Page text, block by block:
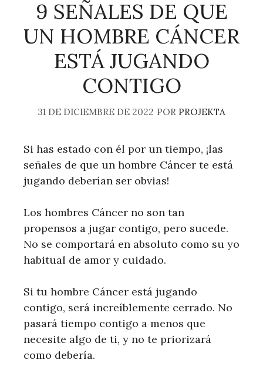
9 SEÑALES DE QUE
UN HOMBRE CÁNCER
ESTÁ JUGANDO
CONTIGO
31 DE DICIEMBRE DE 2022 POR PROJEKTA
Si has estado con él por un tiempo, ¡las
señales de que un hombre Cáncer te está
jugando deberían ser obvias!
Los hombres Cáncer no son tan
propensos a jugar contigo, pero sucede.
No se comportará en absoluto como su yo
habitual de amor y cuidado.
Si tu hombre Cáncer está jugando
contigo, será increíblemente cerrado. No
pasará tiempo contigo a menos que
necesite algo de ti, y no te priorizará
como debería.